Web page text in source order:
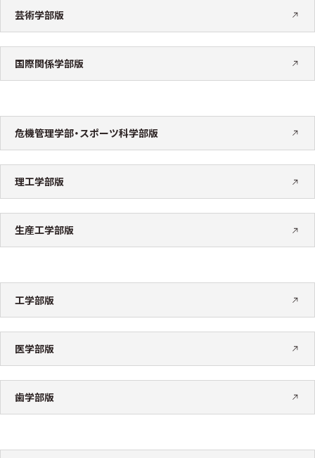
芸術学部版
国際関係学部版
危機管理学部・スポーツ科学部版
理工学部版
生産工学部版
工学部版
医学部版
歯学部版